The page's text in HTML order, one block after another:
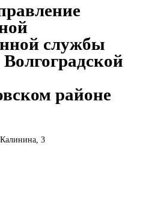
службы
районе
Калинина, 3